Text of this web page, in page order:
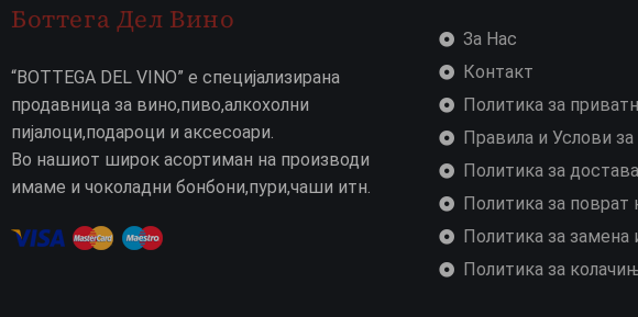
Боттега Дел Вино
“BOTTEGA DEL VINO” е специјализирана
продавница за вино,пиво,алкохолни
пијалоци,подароци и аксесоари.
Во нашиот широк асортиман на производи
имаме и чоколадни бонбони,пури,чаши итн.
За Нас
Контакт
Политика за
Правила и Услови
Политика за
Политика за поврат
Политика за замена
Политика за